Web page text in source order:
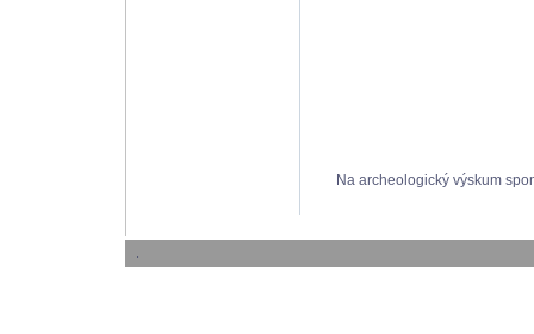
Na archeologický výskum